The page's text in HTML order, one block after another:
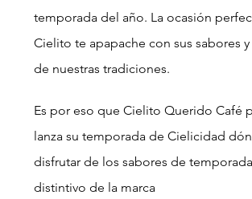
temporada del año. La ocasión
Cielito te apapache con sus sabores
de nuestras tradiciones.
Es por eso que Cielito Querido Café
lanza su temporada de Cielicidad
disfrutar de los sabores de
distintivo de la marca